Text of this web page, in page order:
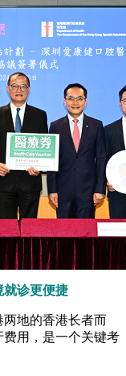
诊更便捷
地的香港长者而
用，是一个关键考